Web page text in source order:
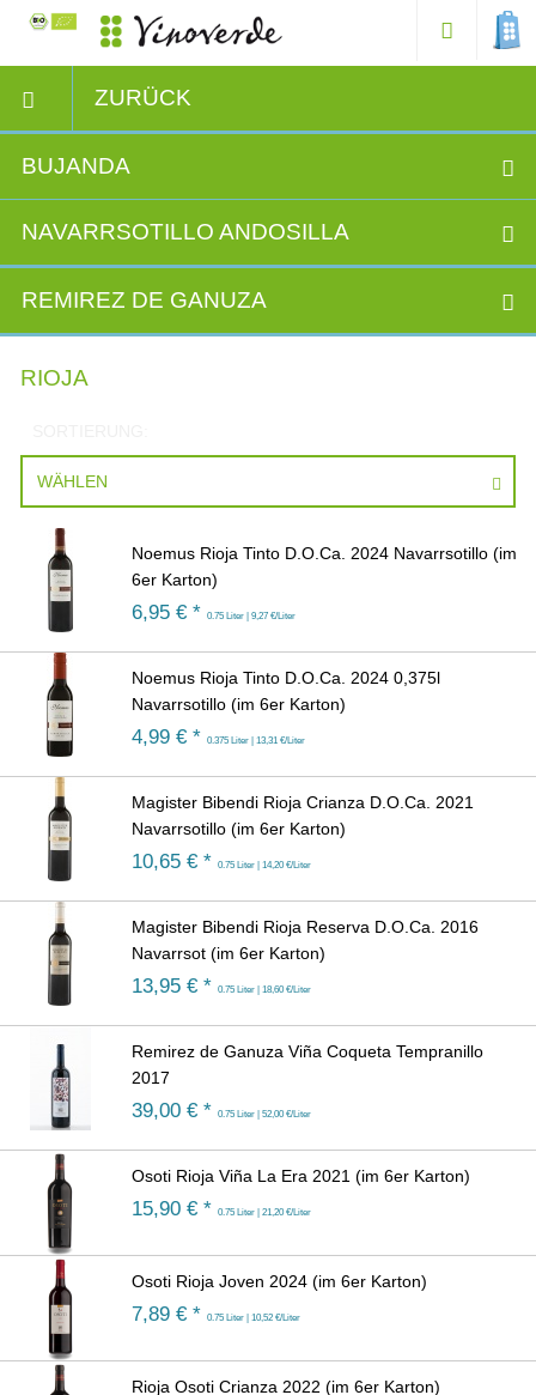
ZURÜCK
BUJANDA
NAVARRSOTILLO ANDOSILLA
REMIREZ DE GANUZA
RIOJA
WÄHLEN
Noemus Rioja Tinto D.O.Ca. 2024 Navarrsotillo (im
6er Karton)
6,95 € * 0.75 Liter | 9,27 €/Liter
Noemus Rioja Tinto D.O.Ca. 2024 0,375l
Navarrsotillo (im 6er Karton)
4,99 € * 0.375 Liter | 13,31 €/Liter
Magister Bibendi Rioja Crianza D.O.Ca. 2021
Navarrsotillo (im 6er Karton)
10,65 € * 0.75 Liter | 14,20 €/Liter
Magister Bibendi Rioja Reserva D.O.Ca. 2016
Navarrsot (im 6er Karton)
13,95 € * 0.75 Liter | 18,60 €/Liter
Remirez de Ganuza Viña Coqueta Tempranillo
2017
39,00 € * 0.75 Liter | 52,00 €/Liter
Osoti Rioja Viña La Era 2021 (im 6er Karton)
15,90 € * 0.75 Liter | 21,20 €/Liter
Osoti Rioja Joven 2024 (im 6er Karton)
7,89 € * 0.75 Liter | 10,52 €/Liter
Rioja Osoti Crianza 2022 (im 6er Karton)